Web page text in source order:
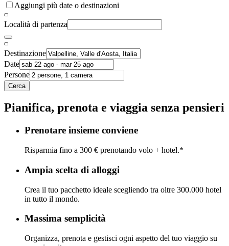
Aggiungi più date o destinazioni
Località di partenza
Destinazione
Date
Persone
Cerca
Pianifica, prenota e viaggia senza pensieri
Prenotare insieme conviene
Risparmia fino a 300 € prenotando volo + hotel.*
Ampia scelta di alloggi
Crea il tuo pacchetto ideale scegliendo tra oltre 300.000 hotel
in tutto il mondo.
Massima semplicità
Organizza, prenota e gestisci ogni aspetto del tuo viaggio su